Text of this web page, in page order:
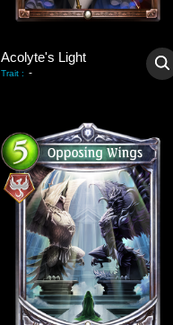
Acolyte's Light
Trait : -